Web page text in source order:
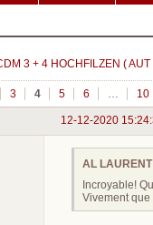
3 + 4 HOCHFILZEN (
3 4 5 6 … 10
12-12-2020
AL
Incroyable!
Vivement